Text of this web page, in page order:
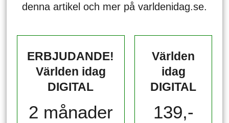
denna artikel och mer på varldenidag.se.
ERBJUDANDE!
Världen idag
DIGITAL
2 månader
Världen
idag
DIGITAL
139,-